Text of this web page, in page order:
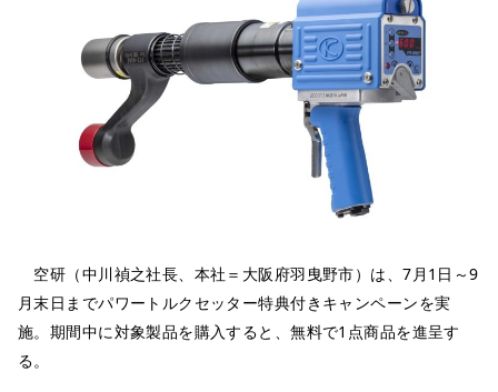
空研（中川禎之社長、本社＝大阪府羽曳野市）は、7月1日～9
月末日までパワートルクセッター特典付きキャンペーンを実
施。期間中に対象製品を購入すると、無料で1点商品を進呈す
る。